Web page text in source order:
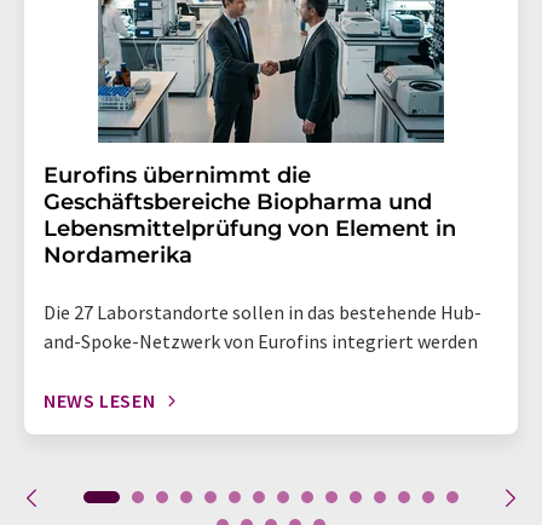
Eurofins übernimmt die
Geschäftsbereiche Biopharma und
Lebensmittelprüfung von Element in
Nordamerika
Die 27 Laborstandorte sollen in das bestehende Hub-
and-Spoke-Netzwerk von Eurofins integriert werden
NEWS LESEN